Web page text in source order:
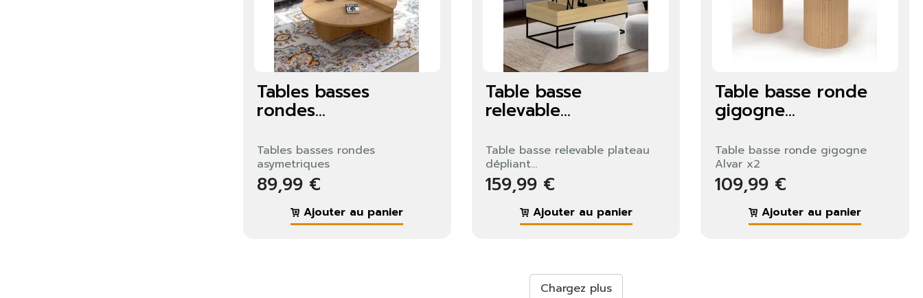
Tables basses
rondes...
Tables basses rondes
asymetriques
89,99 €
Ajouter au panier
Table basse
relevable...
Table basse relevable plateau
dépliant...
159,99 €
Ajouter au panier
Table basse ronde
gigogne...
Table basse ronde gigogne
Alvar x2
109,99 €
Ajouter au panier
Chargez plus